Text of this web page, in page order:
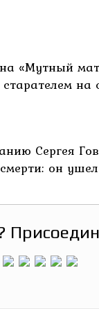
«Мутный
Сергея
он ушел